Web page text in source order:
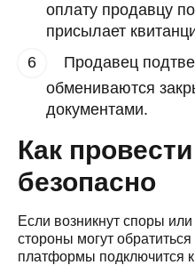
оплату продавцу
присылает
Продавец
обмениваются
документами.
Как
безопасно
Если возникнут споры
стороны могут
платформы подключится